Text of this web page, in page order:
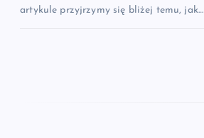
artykule przyjrzymy się bliżej temu, jak…